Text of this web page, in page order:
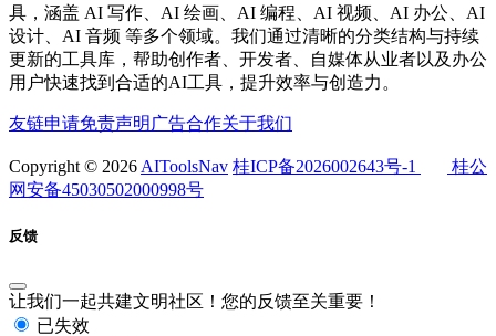
具，涵盖 AI 写作、AI 绘画、AI 编程、AI 视频、AI 办公、AI
设计、AI 音频 等多个领域。我们通过清晰的分类结构与持续
更新的工具库，帮助创作者、开发者、自媒体从业者以及办公
用户快速找到合适的AI工具，提升效率与创造力。
友链申请免责声明 广告合作关于我们
Copyright © 2026 AIToolsNav 桂ICP备2026002643号-1
桂公
网安备45030502000998号
反馈
让我们一起共建文明社区！您的反馈至关重要！
已失效